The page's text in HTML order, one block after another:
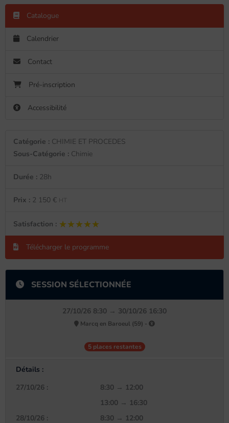
Catalogue
Calendrier
Contact
Pré-inscription
Accessibilité
Catégorie : CHIMIE ET PROCEDES
Sous-Catégorie : Chimie
Durée : 28h
Prix : 2 150 € HT
Satisfaction : ★★★★★
★★★★★
Télécharger le programme
SESSION SÉLECTIONNÉE
27/10/26 8:30 → 30/10/26 16:30
Marcq en Baroeul (59) -
5 places restantes
Détails :
27/10/26 :
8:30 → 12:00
13:00 → 16:30
28/10/26 :
8:30 → 12:00